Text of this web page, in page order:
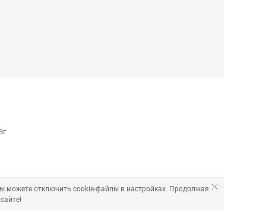
можете отключить cookie-файлы в настройках. Продолжая